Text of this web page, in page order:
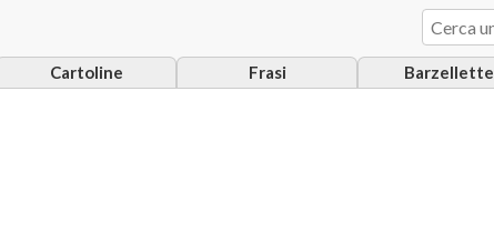
Cartoline Frasi Barzellette